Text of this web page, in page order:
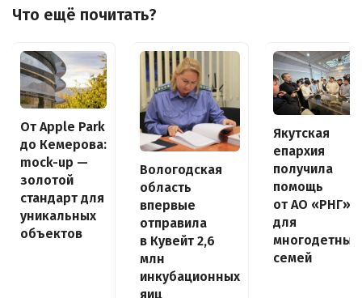
Что ещё почитать?
От Apple Park
до Кемерова:
mock-up —
золотой
стандарт для
уникальных
объектов
Вологодская
область
впервые
отправила
в Кувейт 2,6
млн
инкубационных
яиц
Якутская
епархия
получила
помощь
от АО «РНГ»
для
многодетных
семей